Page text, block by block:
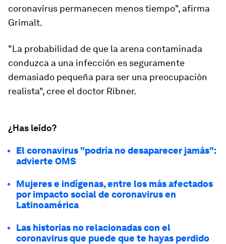
coronavirus permanecen menos tiempo", afirma
Grimalt.
"La probabilidad de que la arena contaminada
conduzca a una infección es seguramente
demasiado pequeña para ser una preocupación
realista", cree el doctor Ribner.
¿Has leído?
El coronavirus "podría no desaparecer jamás":
advierte OMS
Mujeres e indígenas, entre los más afectados
por impacto social de coronavirus en
Latinoamérica
Las historias no relacionadas con el
coronavirus que puede que te hayas perdido